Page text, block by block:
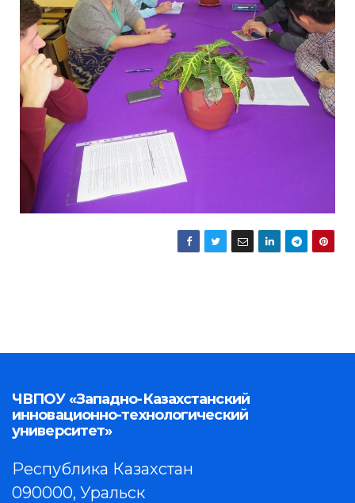
ЧВПОУ «Западно-Казахстанский
инновационно-технологический
университет»
Республика Казахстан
090000, Уральск